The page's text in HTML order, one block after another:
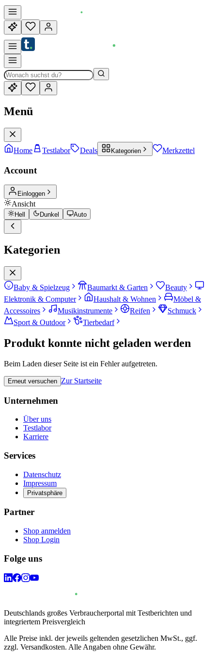
Menü
Home Testlabor Deals Kategorien Merkzettel
Account
Einloggen
Ansicht
Hell Dunkel Auto
Kategorien
Baby & Spielzeug Baumarkt & Garten
Beauty
Elektronik & Computer
Haushalt & Wohnen
Möbel &
Accessoires
Musikinstrumente Reifen
Schmuck
Sport & Outdoor
Tierbedarf
Produkt konnte nicht geladen werden
Beim Laden dieser Seite ist ein Fehler aufgetreten.
Erneut versuchen Zur Startseite
Unternehmen
Über uns
Testlabor
Karriere
Services
Datenschutz
Impressum
Privatsphäre
Partner
Shop anmelden
Shop Login
Folge uns
Deutschlands großes Verbraucherportal mit Testberichten und
integriertem Preisvergleich
Alle Preise inkl. der jeweils geltenden gesetzlichen MwSt., ggf.
zzgl. Versandkosten. Alle Angaben ohne Gewähr.